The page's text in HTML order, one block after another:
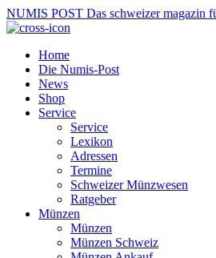
NUMIS POST Das schweizer magazin
Home
Die Numis-Post
News
Shop
Service
Service
Lexikon
Adressen
Termine
Schweizer Münzwesen
Ratgeber
Münzen
Münzen
Münzen Schweiz